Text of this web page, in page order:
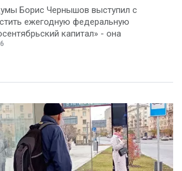
Борис Чернышов выступил с
ежегодную федеральную
капитал» - она